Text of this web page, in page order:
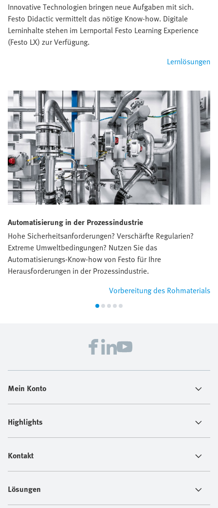
Innovative Technologien bringen neue Aufgaben mit sich.
Festo Didactic vermittelt das nötige Know-how. Digitale
Lerninhalte stehen im Lernportal Festo Learning Experience
(Festo LX) zur Verfügung.
Lernlösungen
Automatisierung in der Prozessindustrie
Hohe Sicherheitsanforderungen? Verschärfte Regularien?
Extreme Umweltbedingungen? Nutzen Sie das
Automatisierungs-Know-how von Festo für Ihre
Herausforderungen in der Prozessindustrie.
Vorbereitung des Rohmaterials
Mein Konto
Highlights
Kontakt
Lösungen